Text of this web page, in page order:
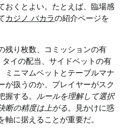
おくとよい。たとえば、臨場感
カジノ バカラの紹介ページを
残り枚数、コミッションの有
イの配当、サイドベットの有
ミニマムベットとテーブルマナ
が扱うのか、プレイヤーがスク
する。 ルールを理解して選択
断の精度は上がる。見かけに惑
に据えることが重要だ。